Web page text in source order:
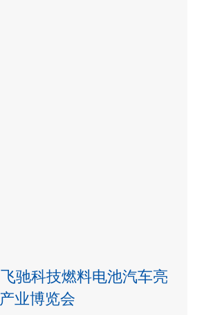
飞驰科技燃料电池汽车亮
业博览会